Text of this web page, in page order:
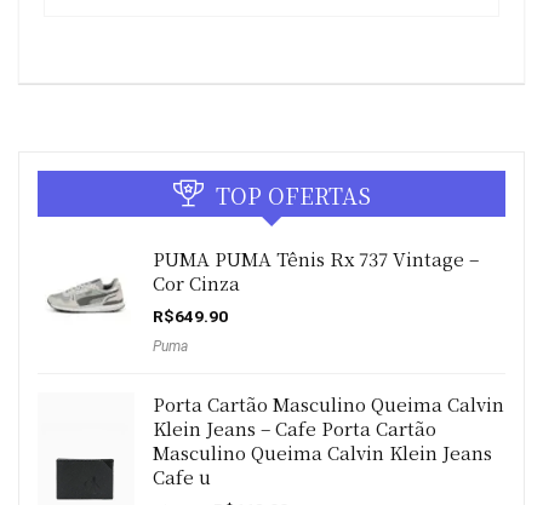
TOP OFERTAS
PUMA PUMA Tênis Rx 737 Vintage –
Cor Cinza
R$649.90
Puma
Porta Cartão Masculino Queima Calvin
Klein Jeans – Cafe Porta Cartão
Masculino Queima Calvin Klein Jeans
Cafe u